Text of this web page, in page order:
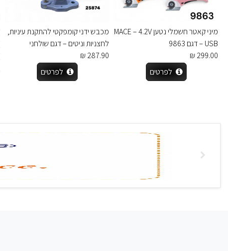
מיני קאטר חשמלי נטען MACE – 4.2V
USB – דגם 9863
299.00 ₪
לפרטים
מכבש ידני קומפקטי להתקנת עיניות,
לחצניות וניטים – דגם שולחני
287.90 ₪
לפרטים